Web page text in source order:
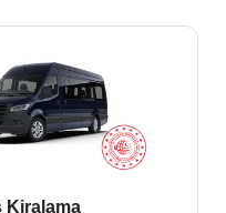
Kiralama